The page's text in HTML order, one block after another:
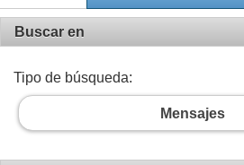
Buscar en
Tipo de búsqueda:
Mensajes